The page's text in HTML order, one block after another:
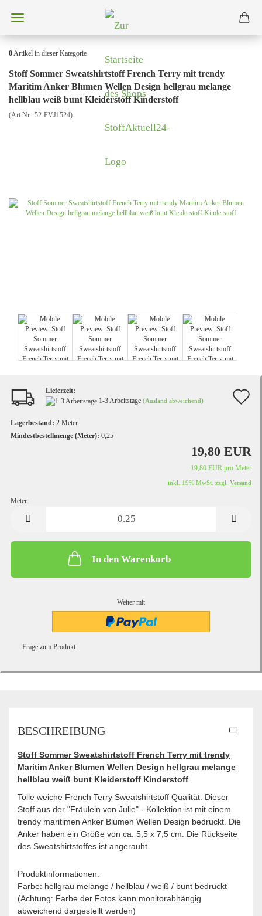
0Artikel in dieser Kategorie
Stoff Sommer Sweatshirtstoff French Terry mit trendy
Maritim Anker Blumen Wellen Design hellgrau melange
hellblau weiß bunt Kleiderstoff Kinderstoff
(Art.Nr.: 52-FVJ1524)
Lieferzeit:
1-3 Arbeitstage (Ausland abweichend)
Lagerbestand: 2 Meter
Mindestbestellmenge (Meter): 0,25
19,80 EUR
19,80 EUR pro Meter
inkl. 19% MwSt. zzgl. Versand
Meter:
In den Warenkorb
Weiter mit
Frage zum Produkt
BESCHREIBUNG
Stoff Sommer Sweatshirtstoff French Terry mit trendy
Maritim Anker Blumen Wellen Design hellgrau melange
hellblau weiß bunt Kleiderstoff Kinderstoff
Tolle weiche French Terry Sweatshirtstoff Qualität. Dieser
Stoff aus der "Fräulein von Julie" - Kollektion ist mit einem
trendy maritimen Anker Blumen Wellen Design bedruckt. Die
Anker haben ein Größe von ca. 5,5 x 7,5 cm. Die Rückseite
des Sweatshirtstoffes ist angerauht.
Produktinformationen:
Farbe: hellgrau melange / hellblau / weiß / bunt bedruckt
(Achtung: Farbe der Fotos kann monitorabhängig
abweichend dargestellt werden)